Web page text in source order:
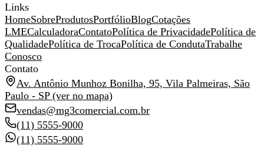
Links
HomeSobreProdutosPortfólioBlogCotações
LMECalculadoraContatoPolítica de PrivacidadePolítica de
QualidadePolítica de TrocaPolítica de CondutaTrabalhe
Conosco
Contato
Av. Antônio Munhoz Bonilha, 95, Vila Palmeiras, São
Paulo - SP (ver no mapa)
vendas@mg3comercial.com.br
(11) 5555-9000
(11) 5555-9000